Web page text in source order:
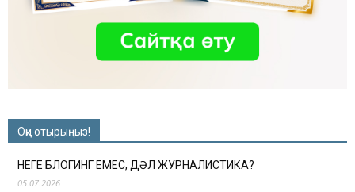
Оқи отырыңыз!
НЕГЕ БЛОГИНГ ЕМЕС, ДӘЛ ЖУРНАЛИСТИКА?
05.07.2026